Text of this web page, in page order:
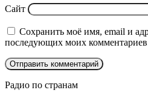
Сайт
Сохранить моё имя, email и
последующих моих
Радио по странам